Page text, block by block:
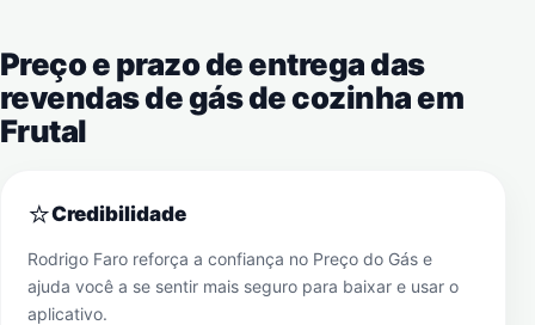
Preço e prazo de entrega das
revendas de gás de cozinha em
Frutal
⭐Credibilidade
Rodrigo Faro reforça a confiança no Preço do Gás e
ajuda você a se sentir mais seguro para baixar e usar o
aplicativo.